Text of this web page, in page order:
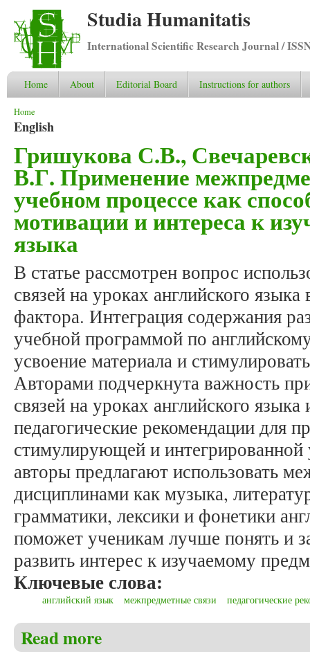
Studia Humanitatis
International Scientific Research Journal /
Home About Editorial Board Instructions for authors
You are here
Home
English
Гришукова С.В.,
В.Г. Применение
учебном процессе как
мотивации и интереса к
языка
В статье рассмотрен вопрос
связей на уроках английского
фактора. Интеграция содержания
учебной программой по
усвоение материала и
Авторами подчеркнута важность
связей на уроках английского
педагогические рекомендации для
стимулирующей и интегрированной
авторы предлагают использовать
дисциплинами как музыка,
грамматики, лексики и фонетики
поможет ученикам лучше понять и
развить интерес к изучаемому
Ключевые слова:
английский язык межпредметные связи педагогические
Read more